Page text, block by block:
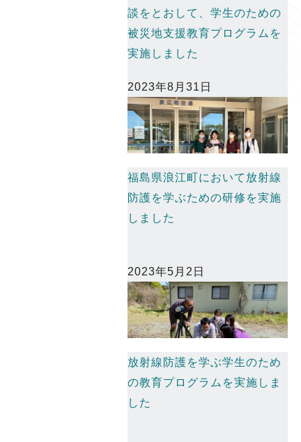
談をとおして、学生のための
被災地支援教育プログラムを
実施しました
2023年8月31日
福島県浪江町において放射線
防護を学ぶための研修を実施
しました
2023年5月2日
放射線防護を学ぶ学生のため
の教育プログラムを実施しま
した